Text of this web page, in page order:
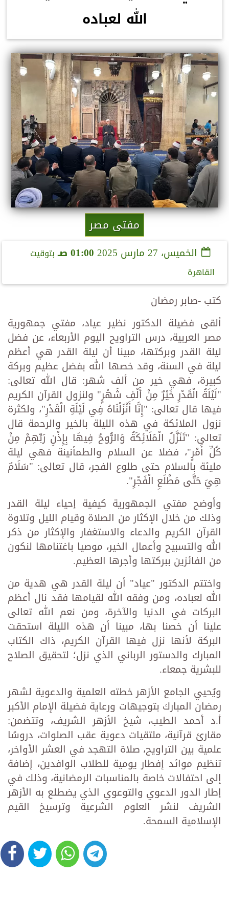
الله لعباده
مفتى مصر
الخميس، 27 مارس 2025 01:00 صـ
بتوقيت
القاهرة
كتب -صابر رمضان
ألقى فضيلة الدكتور نظير عياد، مفتي جمهورية
مصر العربية، درس التراويح اليوم الأربعاء، عن فضل
ليلة القدر وبركتها، مبينا أن ليلة القدر هي أعظم
ليلة في السنة، وقد خصها الله بفضل عظيم وبركة
كبيرة، فهي خير من ألف شهر: قال الله تعالى:
"لَيْلَةُ الْقَدْرِ خَيْرٌ مِنْ أَلْفِ شَهْرٍ" ولنزول القرآن الكريم
فيها قال تعالى: "إِنَّا أَنْزَلْنَاهُ فِي لَيْلَةِ الْقَدْرِ"، ولكثرة
نزول الملائكة في هذه الليلة بالخير والرحمة قال
تعالى: "تَنَزَّلُ الْمَلَائِكَةُ وَالرُّوحُ فِيهَا بِإِذْنِ رَبِّهِمْ مِنْ
كُلِّ أَمْرٍ"، فضلا عن السلام والطمأنينة فهي ليلة
مليئة بالسلام حتى طلوع الفجر، قال تعالى: "سَلَامٌ
هِيَ حَتَّى مَطْلَعِ الْفَجْرِ".
وأوضح مفتي الجمهورية كيفية إحياء ليلة القدر
وذلك من خلال الإكثار من الصلاة وقيام الليل وتلاوة
القرآن الكريم والدعاء والاستغفار والإكثار من ذكر
الله والتسبيح وأعمال الخير، موصيا باغتنامها لنكون
من الفائزين ببركتها وأجرها العظيم.
واختتم الدكتور "عياد" أن ليلة القدر هي هدية من
الله لعباده، ومن وفقه الله لقيامها فقد نال أعظم
البركات في الدنيا والآخرة، ومن نعم الله تعالى
علينا أن خصنا بها، مبينا أن هذه الليلة استحقت
البركة لأنها نزل فيها القرآن الكريم، ذاك الكتاب
المبارك والدستور الرباني الذي نزل؛ لتحقيق الصلاح
للبشرية جمعاء.
ويُحيي الجامع الأزهر خطته العلمية والدعوية لشهر
رمضان المبارك بتوجيهات ورعاية فضيلة الإمام الأكبر
أ.د أحمد الطيب، شيخ الأزهر الشريف، وتتضمن:
مقارئ قرآنية، ملتقيات دعوية عقب الصلوات، دروسًا
علمية بين التراويح، صلاة التهجد في العشر الأواخر،
تنظيم موائد إفطار يومية للطلاب الوافدين، إضافة
إلى احتفالات خاصة بالمناسبات الرمضانية، وذلك في
إطار الدور الدعوي والتوعوي الذي يضطلع به الأزهر
الشريف لنشر العلوم الشرعية وترسيخ القيم
الإسلامية السمحة.